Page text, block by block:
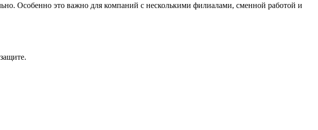
Особенно это важно для компаний с несколькими филиалами, сменной работой и